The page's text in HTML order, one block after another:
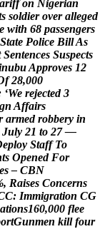
ariff on Nigerian
s soldier over alleged
e with 68 passengers
State Police BillAs
Sentences Suspects
nubuApproves 12
f 28,000
‘We rejected 3
gn Affairs
armed robbery in
July 21 to 27 —
eploy Staff To
ts Opened For
es – CBN
, Raises Concerns
C: Immigration CG
ations160,000 flee
ortGunmen kill four